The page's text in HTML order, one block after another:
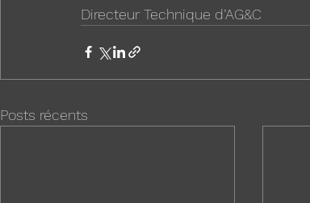
Directeur Technique d’AG&C
Posts récents